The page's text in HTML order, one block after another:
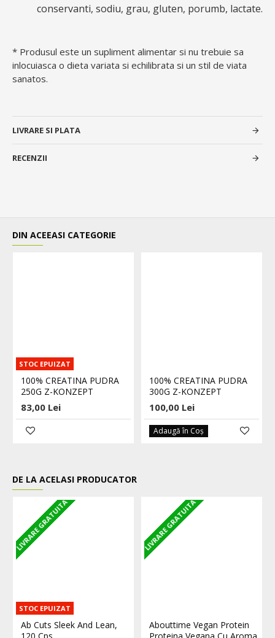
conservanti, sodiu, grau, gluten, porumb, lactate.
* Produsul este un supliment alimentar si nu trebuie sa
inlocuiasca o dieta variata si echilibrata si un stil de viata
sanatos.
LIVRARE SI PLATA
RECENZII
DIN ACEEASI CATEGORIE
STOC EPUIZAT
100% CREATINA PUDRA
250G Z-KONZEPT
83,00 Lei
100% CREATINA PUDRA
300G Z-KONZEPT
100,00 Lei
Adaugă în Coş
DE LA ACELASI PRODUCATOR
LIVRARE GRATUITA
STOC EPUIZAT
Ab Cuts Sleek And Lean,
LIVRARE GRATUITA
Abouttime Vegan Protein